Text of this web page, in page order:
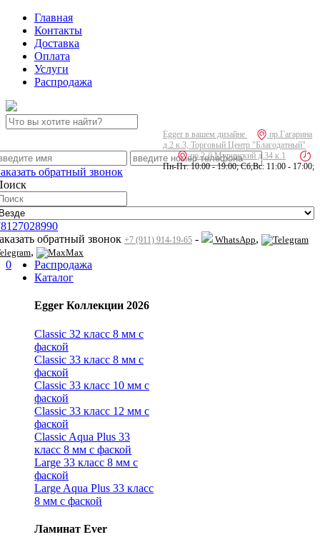
Главная
Контакты
Доставка
Оплата
Услуги
Распродажа
Egger в вашем дизайне
пр.Гагарина
д.2 к.3, Торговый Центр "Благодатный"
пр.2-й Муринский д.34 к.1
Пн-Пт: 10:00 - 19:00; Сб,Вс: 11:00 - 17:00;
обратный звонок
обратный звонок +7 (911) 914-19-65 - WhatsApp,
, Max
0
Распродажа
Каталог
Egger Коллекции 2026
Classic 32 класс 8 мм с
фаской
Classic 33 класс 8 мм с
фаской
Classic 33 класс 10 мм с
фаской
Classic 33 класс 12 мм с
фаской
Classic Aqua Plus 33
класс 8 мм с фаской
Large 33 класс 8 мм с
фаской
Large Aqua Plus 33 класс
8 мм с фаской
Ламинат Ever